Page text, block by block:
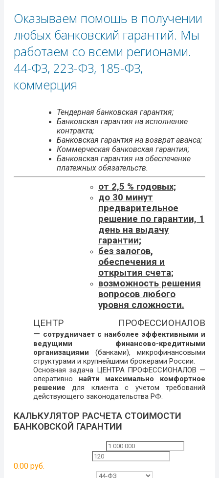
Оказываем помощь в получении
любых банковский гарантий. Мы
работаем со всеми регионами.
44-ФЗ, 223-ФЗ, 185-ФЗ,
коммерция
Тендерная банковская гарантия;
Банковская гарантия на исполнение
контракта;
Банковская гарантия на возврат аванса;
Коммерческая банковская гарантия;
Банковская гарантия на обеспечение
платежных обязательств.
от 2,5 % годовых;
до 30 минут
предварительное
решение по гарантии, 1
день на выдачу
гарантии;
без залогов,
обеспечения и
открытия счета;
возможность решения
вопросов любого
уровня сложности.
ЦЕНТР ПРОФЕССИОНАЛОВ
— сотрудничает с наиболее эффективными и
ведущими финансово-кредитными
организациями (банками), микрофинансовыми
структурами и крупнейшими брокерами России.
Основная задача ЦЕНТРА ПРОФЕССИОНАЛОВ —
оперативно найти максимально комфортное
решение для клиента с учетом требований
действующего законодательства РФ.
КАЛЬКУЛЯТОР РАСЧЕТА СТОИМОСТИ
БАНКОВСКОЙ ГАРАНТИИ
0.00 руб.